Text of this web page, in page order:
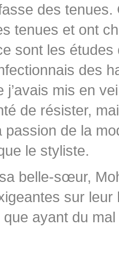
des
tenues et ont
sont les études
des
j’avais mis en
de résister,
passion de la
le styliste.
belle-sœur,
sur
ayant du